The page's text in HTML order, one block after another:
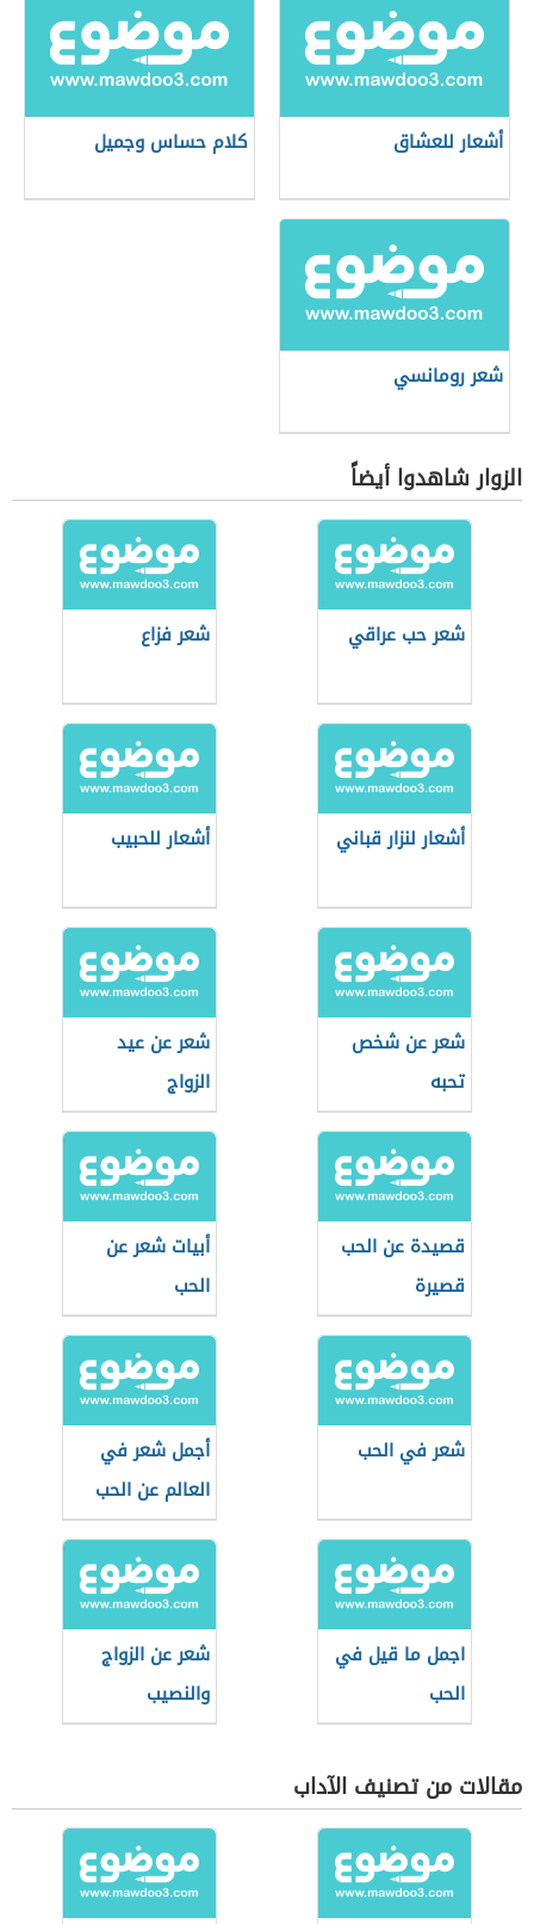
أشعار للعشاق كلام حساس وجميل
شعر رومانسي
الزوار شاهدوا أيضاً
شعر حب عراقي شعر فزاع
أشعار لنزار قباني أشعار للحبيب
شعر عن شخص
تحبه
شعر عن عيد
الزواج
قصيدة عن الحب
قصيرة
أبيات شعر عن
الحب
شعر في الحب
أجمل شعر في
العالم عن الحب
اجمل ما قيل في
الحب
شعر عن الزواج
والنصيب
مقالات من تصنيف الآداب